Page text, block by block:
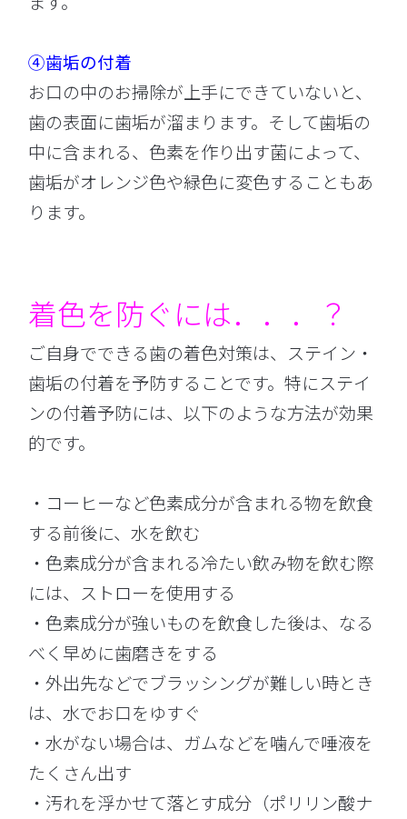
④歯垢の付着
お口の中のお掃除が上手にできていないと、
歯の表面に歯垢が溜まります。そして歯垢の
中に含まれる、色素を作り出す菌によって、
歯垢がオレンジ色や緑色に変色することもあ
ります。
着色を防ぐには．．．？
ご自身でできる歯の着色対策は、ステイン・
歯垢の付着を予防することです。特にステイ
ンの付着予防には、以下のような方法が効果
的です。
・コーヒーなど色素成分が含まれる物を飲食
する前後に、水を飲む
・色素成分が含まれる冷たい飲み物を飲む際
には、ストローを使用する
・色素成分が強いものを飲食した後は、なる
べく早めに歯磨きをする
・外出先などでブラッシングが難しい時とき
は、水でお口をゆすぐ
・水がない場合は、ガムなどを噛んで唾液を
たくさん出す
・汚れを浮かせて落とす成分（ポリリン酸ナ